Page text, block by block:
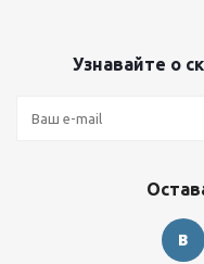
Узнавайте о